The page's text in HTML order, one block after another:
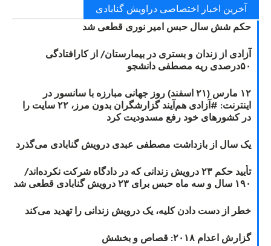
آخرین اخبار اختصاصی دراویش گنابادی
حکم شش سال حبس امیر نوری قطعی شد
آزادی از زندان و بستری در بیمارستان/ از کارافتادگی
۵۰درصدی ریه مصطفی دانشجو
۱۲ مارس (۲۱ اسفند) روز جهانی مبارزه با سانسور در
اینترنت: #آزادی هم‌آیند گزارشگران‌ بدون مرز، ۲۲ سایت را
در کشورهای خود رفع مسدودیت کرد
یک سال از بازداشت مصطفی عبدی درویش گنابادی می‌گذرد
تأیید حکم ۲۳ درویش زندانی که در دادگاه شرکت نکرده‌اند/
۱۹۰ سال و سه ماه حبس برای ۲۳ درویش گنابادی قطعی شد
خطر از دست دادن کلیه، یک درویش زندانی را تهدید می‌کند
گزارش اعدام ۲۰۱۸: قصاص و بخشش